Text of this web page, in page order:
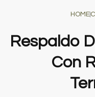
HOME
Respaldo
Con